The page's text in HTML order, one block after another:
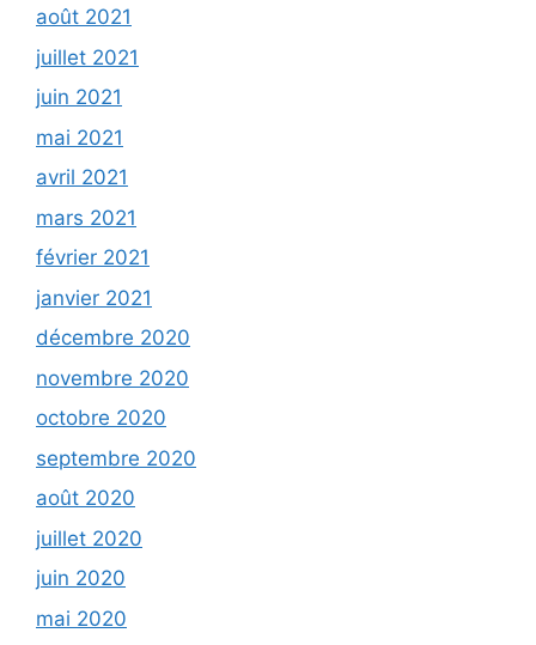
août 2021
juillet 2021
juin 2021
mai 2021
avril 2021
mars 2021
février 2021
janvier 2021
décembre 2020
novembre 2020
octobre 2020
septembre 2020
août 2020
juillet 2020
juin 2020
mai 2020